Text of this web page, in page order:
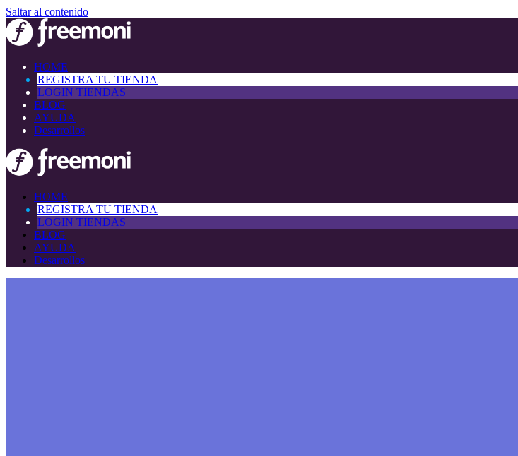
Saltar al contenido
HOME
REGISTRA TU TIENDA
LOGIN TIENDAS
BLOG
AYUDA
Desarrollos
HOME
REGISTRA TU TIENDA
LOGIN TIENDAS
BLOG
AYUDA
Desarrollos